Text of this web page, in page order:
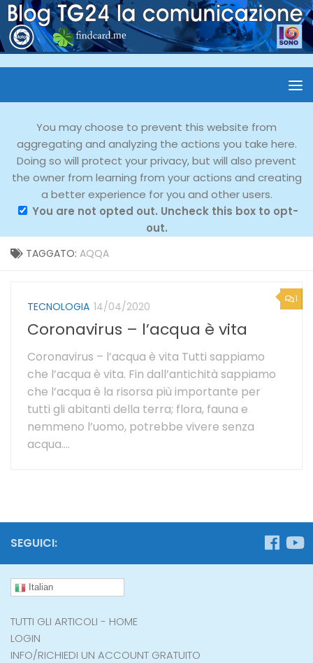
You may choose to prevent this website from
aggregating and analyzing the actions you take here.
Doing so will protect your privacy, but will also prevent
the owner from learning from your actions and creating
a better experience for you and other users.
You are not opted out. Uncheck this box to opt-
out.
TAGGATO: AQQA
1
TECNOLOGIA 14/04/2020
Coronavirus – l’acqua è vita
Coronavirus – l’acqua è vita Tutti sappiamo
che l’acqua è vita. Fin dall’antichità sappiamo
che l’acqua è la risorsa più importante per
tutti gli abitanti della terra; flora, fauna e
nemmeno l’uomo, potrebbe vivere senza
acqua....
SEGUICI:
Italian
TUTTI GLI ARTICOLI - HOME
LOGIN
INFO/RICHIEDI UN ACCOUNT GRATUITO